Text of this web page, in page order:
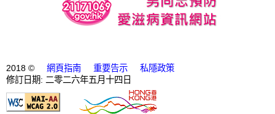
2018 © 網頁指南 重要告示
私隱政策
修訂日期: 二零二六年五月十四日